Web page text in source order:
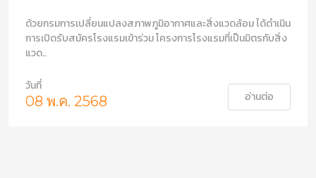
ด้วยกรมการเปลี่ยนแปลงสภาพภูมิอากาศและสิ่งแวดล้อม ได้ดำเนิน
การเปิดรับสมัครโรงแรมเข้าร่วม โครงการโรงแรมที่เป็นมิตรกับสิ่ง
แวด..
วันที่
08 พ.ค. 2568 อ่านต่อ